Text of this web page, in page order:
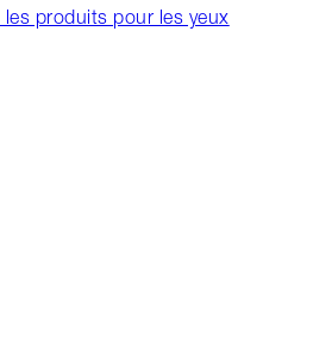
les produits pour les yeux